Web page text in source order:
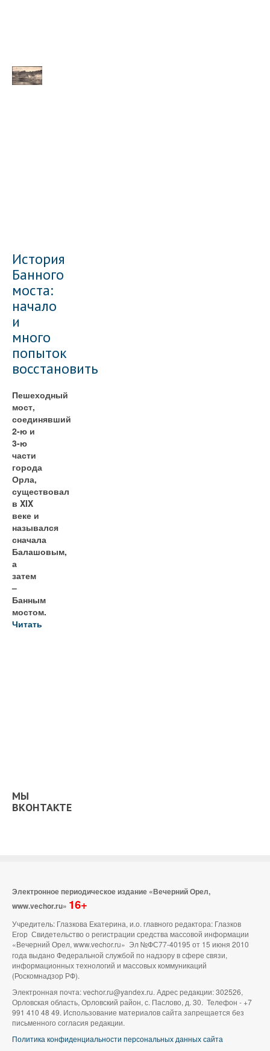
История
Банного
моста:
начало
и
много
попыток
восстановить
Пешеходный
мост,
соединявший
2-ю и
3-ю
части
города
Орла,
существовал
в XIX
веке и
назывался
сначала
Балашовым,
а
затем
–
Банным
мостом.
Читать
МЫ
ВКОНТАКТЕ
Электронное периодическое издание «Вечерний Орел,
www.vechor.ru» 16+
Учредитель: Глазкова Екатерина, и.о. главного редактора: Глазков
Егор Свидетельство о регистрации средства массовой информации
«Вечерний Орел, www.vechor.ru» Эл №ФС77-40195 от 15 июня 2010
года выдано Федеральной службой по надзору в сфере связи,
информационных технологий и массовых коммуникаций
(Роскомнадзор РФ).
Электронная почта: vechor.ru@yandex.ru. Адрес редакции: 302526,
Орловская область, Орловский район, с. Паслово, д. 30. Телефон - +7
991 410 48 49. Использование материалов сайта запрещается без
письменного согласия редакции.
Политика конфиденциальности персональных данных сайта